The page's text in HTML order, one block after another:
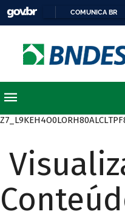
COMUNICA BR